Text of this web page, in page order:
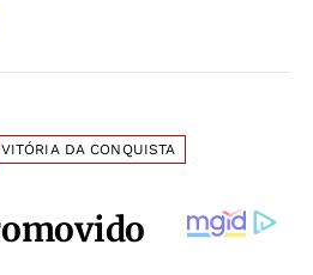
VITÓRIA DA CONQUISTA